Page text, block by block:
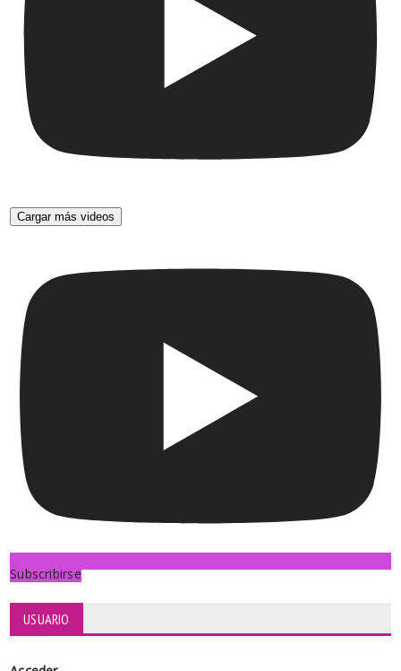
Cargar más videos
Subscribirse
USUARIO